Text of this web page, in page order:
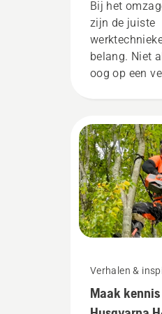
Bij het
zijn de juiste
belang. Niet
oog op een
gaan.
Verhalen &
Maak